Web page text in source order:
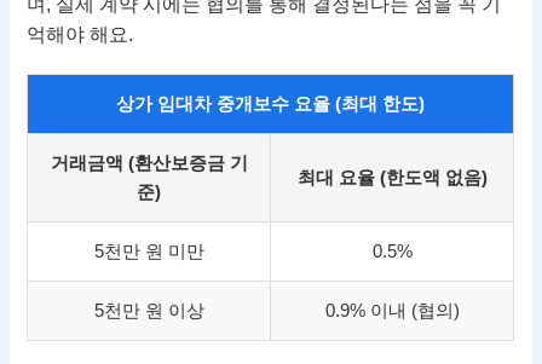
며, 실제 계약 시에는 협의를 통해 결정된다는 점을 꼭 기
억해야 해요.
상가 임대차 중개보수 요율 (최대 한도)
거래금액 (환산보증금 기
준)
최대 요율 (한도액 없음)
5천만 원 미만 0.5%
5천만 원 이상 0.9% 이내 (협의)